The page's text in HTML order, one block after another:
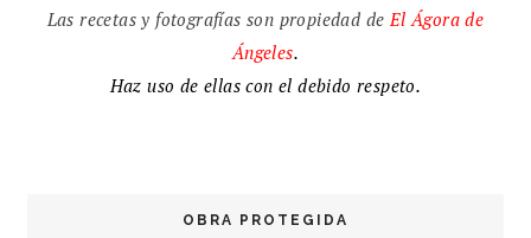
Las recetas y fotografías son propiedad de ElÁgora de
Ángeles.
Haz uso de ellas con el debido respeto.
OBRA PROTEGIDA